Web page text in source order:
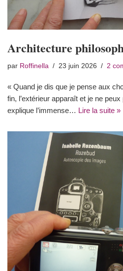
Architecture
par Roffinella 23 juin 2026 2
« Quand je dis que je pense aux
fin, l’extérieur apparaît et je ne
explique l’immense… Lire la suite »